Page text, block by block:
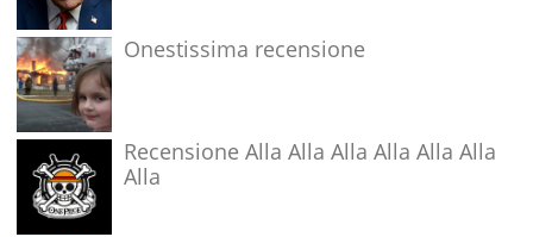
Onestissima recensione
Recensione Alla Alla Alla Alla Alla Alla
Alla